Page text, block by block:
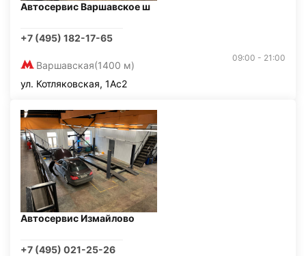
Автосервис Варшавское ш
+7 (495) 182-17-65
Варшавская(1400 м)
09:00 - 21:00
ул. Котляковская, 1Ас2
Автосервис Измайлово
+7 (495) 021-25-26